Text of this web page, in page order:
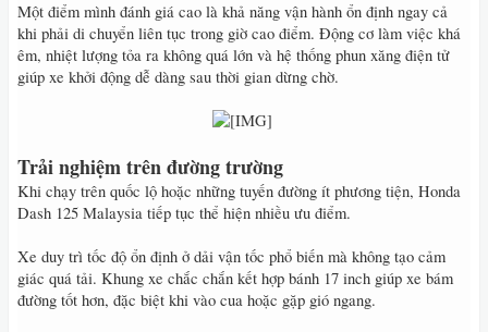
Một điểm mình đánh giá cao là khả năng vận hành ổn định ngay cả
khi phải di chuyển liên tục trong giờ cao điểm. Động cơ làm việc khá
êm, nhiệt lượng tỏa ra không quá lớn và hệ thống phun xăng điện tử
giúp xe khởi động dễ dàng sau thời gian dừng chờ.
Trải nghiệm trên đường trường
Khi chạy trên quốc lộ hoặc những tuyến đường ít phương tiện, Honda
Dash 125 Malaysia tiếp tục thể hiện nhiều ưu điểm.
Xe duy trì tốc độ ổn định ở dải vận tốc phổ biến mà không tạo cảm
giác quá tải. Khung xe chắc chắn kết hợp bánh 17 inch giúp xe bám
đường tốt hơn, đặc biệt khi vào cua hoặc gặp gió ngang.